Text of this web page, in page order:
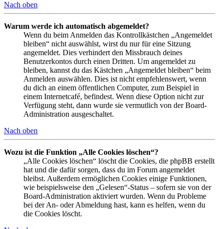
Nach oben
Warum werde ich automatisch abgemeldet?
Wenn du beim Anmelden das Kontrollkästchen „Angemeldet
bleiben“ nicht auswählst, wirst du nur für eine Sitzung
angemeldet. Dies verhindert den Missbrauch deines
Benutzerkontos durch einen Dritten. Um angemeldet zu
bleiben, kannst du das Kästchen „Angemeldet bleiben“ beim
Anmelden auswählen. Dies ist nicht empfehlenswert, wenn
du dich an einem öffentlichen Computer, zum Beispiel in
einem Internetcafé, befindest. Wenn diese Option nicht zur
Verfügung steht, dann wurde sie vermutlich von der Board-
Administration ausgeschaltet.
Nach oben
Wozu ist die Funktion „Alle Cookies löschen“?
„Alle Cookies löschen“ löscht die Cookies, die phpBB erstellt
hat und die dafür sorgen, dass du im Forum angemeldet
bleibst. Außerdem ermöglichen Cookies einige Funktionen,
wie beispielsweise den „Gelesen“-Status – sofern sie von der
Board-Administration aktiviert wurden. Wenn du Probleme
bei der An- oder Abmeldung hast, kann es helfen, wenn du
die Cookies löscht.